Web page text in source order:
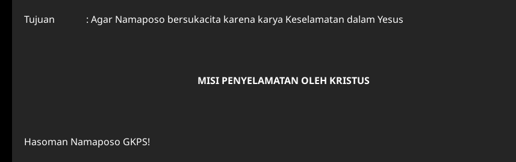
Tujuan : Agar Namaposo bersukacita karena karya Keselamatan dalam Yesus
MISI PENYELAMATAN OLEH KRISTUS
Hasoman Namaposo GKPS!